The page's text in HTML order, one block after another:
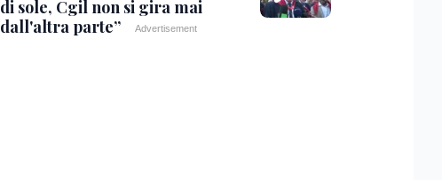
di sole, Cgil non si gira mai
dall'altra parte”